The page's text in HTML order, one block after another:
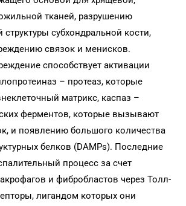
тканей, разрушению
структуры субхондральной кости,
связок и менисков.
способствует активации
– протеаз, которые
матрикс, каспаз –
ферментов, которые вызывают
и появлению большого количества
белков (DAMPs). Последние
процесс за счет
и фибробластов через Толл-
лигандом которых они